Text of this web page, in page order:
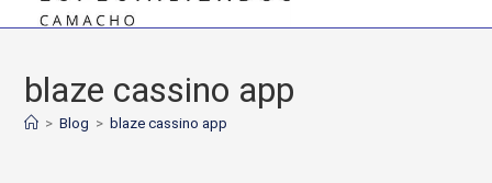
blaze cassino app
> Blog > blaze cassino app